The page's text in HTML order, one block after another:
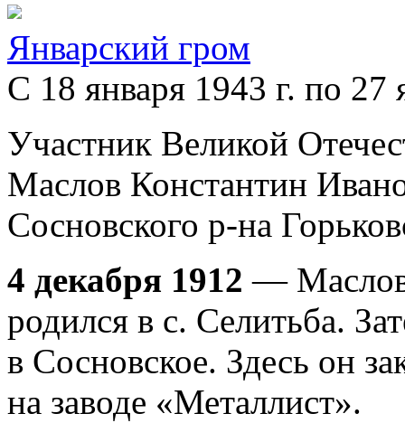
Январский гром
С 18 января 1943 г. по 27
Участник Великой
Маслов Константин
Сосновского р-на
4 декабря 1912 — Маслов
родился в с. Селитьба.
в Сосновское. Здесь он
на заводе «Металлист».